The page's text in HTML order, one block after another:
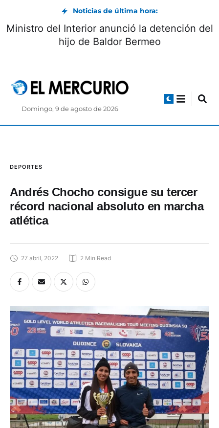
Noticias de última hora:
Ministro del Interior anunció la detención del
hijo de Baldor Bermeo
Domingo, 9 de agosto de 2026
DEPORTES
Andrés Chocho consigue su tercer
récord nacional absoluto en marcha
atlética
27 abril, 2022 2 Min Read